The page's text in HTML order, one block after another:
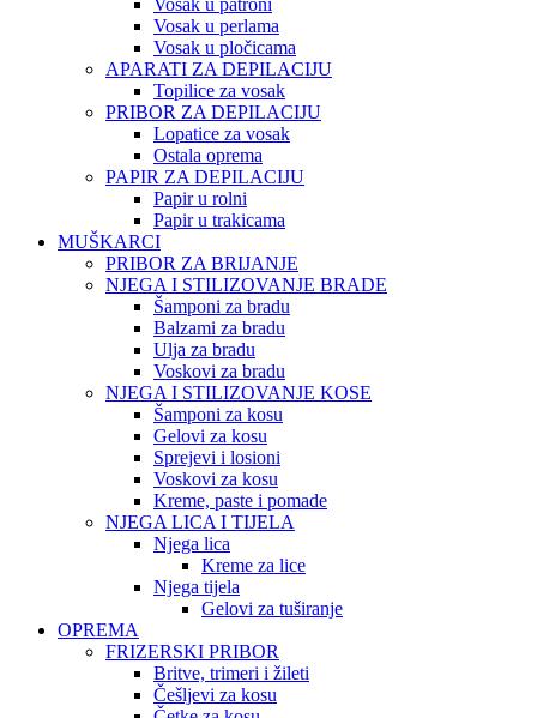
Vosak u patroni
Vosak u perlama
Vosak u pločicama
APARATI ZA DEPILACIJU
Topilice za vosak
PRIBOR ZA DEPILACIJU
Lopatice za vosak
Ostala oprema
PAPIR ZA DEPILACIJU
Papir u rolni
Papir u trakicama
MUŠKARCI
PRIBOR ZA BRIJANJE
NJEGA I STILIZOVANJE BRADE
Šamponi za bradu
Balzami za bradu
Ulja za bradu
Voskovi za bradu
NJEGA I STILIZOVANJE KOSE
Šamponi za kosu
Gelovi za kosu
Sprejevi i losioni
Voskovi za kosu
Kreme, paste i pomade
NJEGA LICA I TIJELA
Njega lica
Kreme za lice
Njega tijela
Gelovi za tuširanje
OPREMA
FRIZERSKI PRIBOR
Britve, trimeri i žileti
Češljevi za kosu